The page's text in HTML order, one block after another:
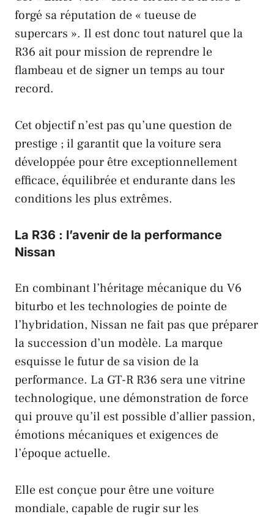
forgé sa réputation de « tueuse de
supercars ». Il est donc toutnaturel que la
R36 ait pour mission de reprendre le
flambeau et de signer un temps au tour
record.
Cet objectifn’est pas qu’une question de
prestige ; il garantit que la voiture sera
développée pour être exceptionnellement
efficace, équilibrée et endurante dans les
conditions les plus extrêmes.
La R36 : l’avenir de la performance
Nissan
En combinant l’héritage mécanique du V6
biturbo et les technologies de pointe de
l’hybridation, Nissan ne fait pas que préparer
la succession d’un modèle. Lamarque
esquisse le futur de sa vision de la
performance. La GT-R R36 sera unevitrine
technologique, une démonstration de force
qui prouve qu’il est possible d’allierpassion,
émotions mécaniques et exigences de
l’époque actuelle.
Elle est conçue pour être unevoiture
mondiale, capable derugir sur les